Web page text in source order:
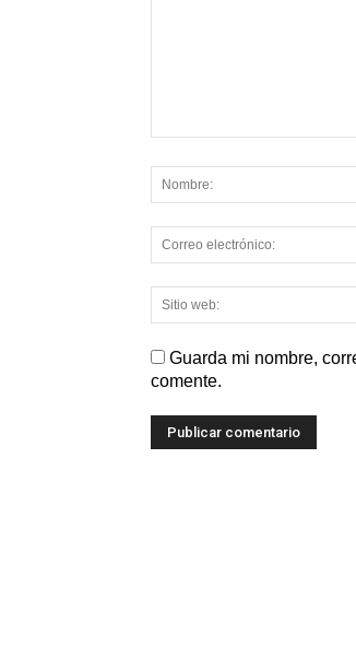
Guarda mi nombre,
comente.